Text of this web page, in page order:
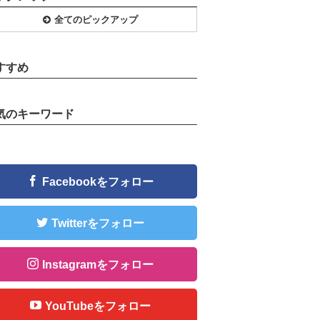
全てのピックアップ
すめ
のキーワード
Facebookをフォロー
Twitterをフォロー
Instagramをフォロー
YouTubeをフォロー